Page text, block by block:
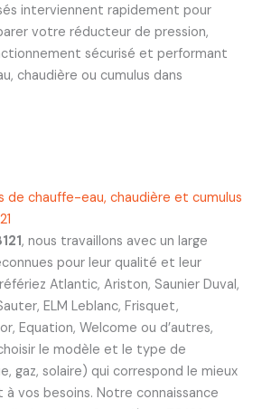
interviennent rapidement pour
votre réducteur de pression,
sécurisé et performant
chaudière ou cumulus dans
de chauffe-eau, chaudière et cumulus
, nous travaillons avec un large
pour leur qualité et leur
Atlantic, Ariston, Saunier Duval,
ELM Leblanc, Frisquet,
Equation, Welcome ou d’autres,
le modèle et le type de
gaz, solaire) qui correspond le mieux
vos besoins. Notre connaissance